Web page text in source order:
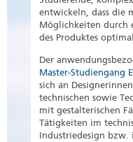
entwickeln, dass die
Möglichkeiten durch
des Produktes
Der
Master-Studiengang
sich an
technischen sowie
mit gestalterischen
Tätigkeiten im
Industriedesign